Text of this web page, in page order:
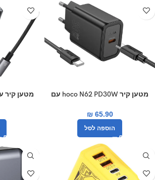
מטען קיר hoco N62 PD30W עם
₪65.90
הוספה לסל